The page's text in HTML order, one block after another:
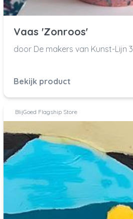
Vaas 'Zonroos'
door De makers van Kunst-Lijn 3
Bekijk product
BlijGoed Flagship Store